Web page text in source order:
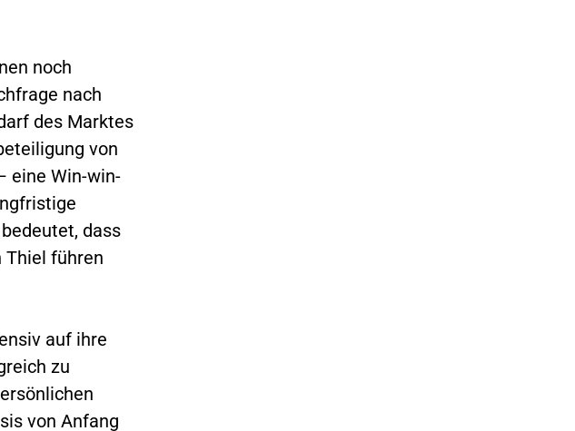
noch
nach
des Marktes
von
eine Win-win-
dass
Thiel führen
auf ihre
zu
von Anfang